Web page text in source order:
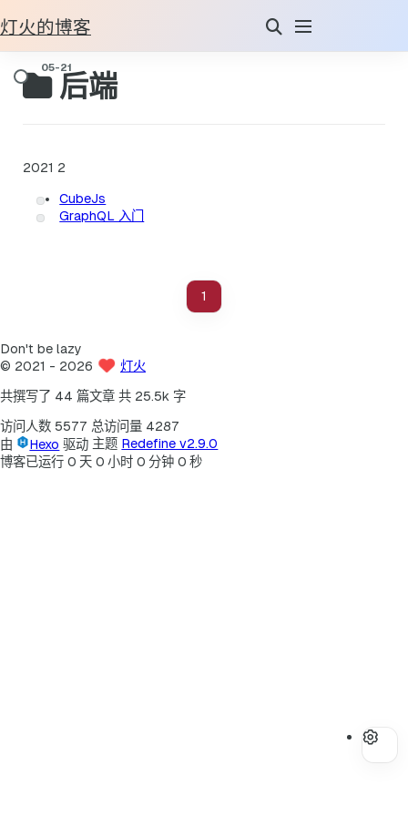
灯火的博客
后端
2021 2
CubeJs
GraphQL 入门
1
Don't be lazy
© 2021 - 2026 灯火
共撰写了 44 篇文章 共 25.5k 字
访问人数 5577 总访问量 4287
由
Hexo 驱动 主题 Redefine v2.9.0
博客已运行 0 天 0 小时 0 分钟 0 秒